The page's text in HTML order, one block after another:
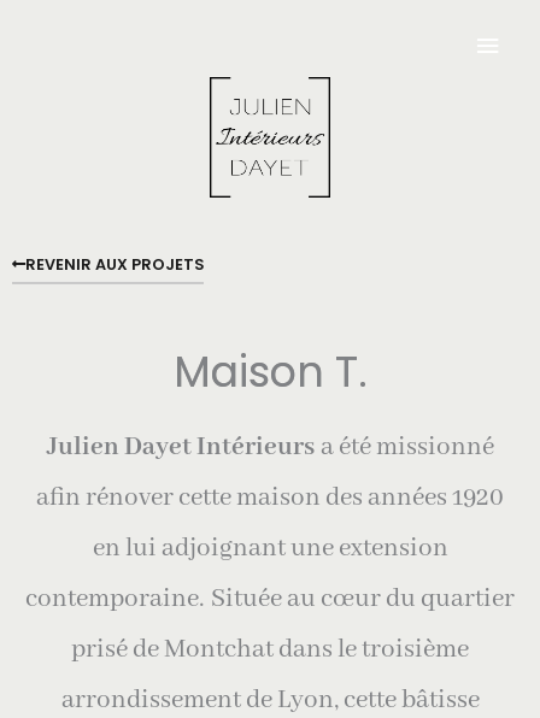
REVENIR AUX PROJETS
Maison T.
Julien Dayet Intérieursa été missionné
afin rénover cette maison des années 1920
en lui adjoignant une extension
contemporaine. Située au cœur du quartier
prisé de Montchat dans le troisième
arrondissement de Lyon, cette bâtisse